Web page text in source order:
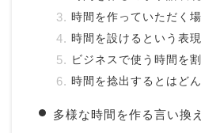
時間を作っていただく
時間を設けるという表
ビジネスで使う時間を
時間を捻出するとはど
多様な時間を作る言い換